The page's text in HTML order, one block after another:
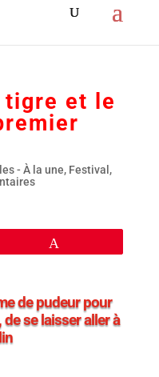
et le
- À la une, Festival ,
de pudeur pour
se laisser aller à